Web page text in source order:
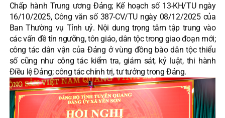
Chấp hành Trung ương Đảng; Kế hoạch số 13-KH/TU ngày
16/10/2025, Công văn số 387-CV/TU ngày 08/12/2025 của
Ban Thường vụ Tỉnh uỷ. Nội dung trọng tâm tập trung vào
các vấn đề tín ngưỡng, tôn giáo, dân tộc trong giao đoạn mới;
công tác dân vận của Đảng ở vùng đồng bào dân tộc thiểu
số cũng như công tác kiểm tra, giám sát, kỷ luật, thi hành
Điều lệ Đảng; công tác chính trị, tư tưởng trong Đảng.